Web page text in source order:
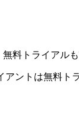
料トライアルも
ントは無料